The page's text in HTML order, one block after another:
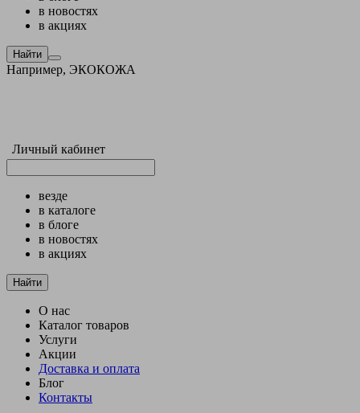
в новостях
в акциях
Найти
Например, ЭКОКОЖА
Личный кабинет
везде
в каталоге
в блоге
в новостях
в акциях
Найти
О нас
Каталог товаров
Услуги
Акции
Доставка и оплата
Блог
Контакты